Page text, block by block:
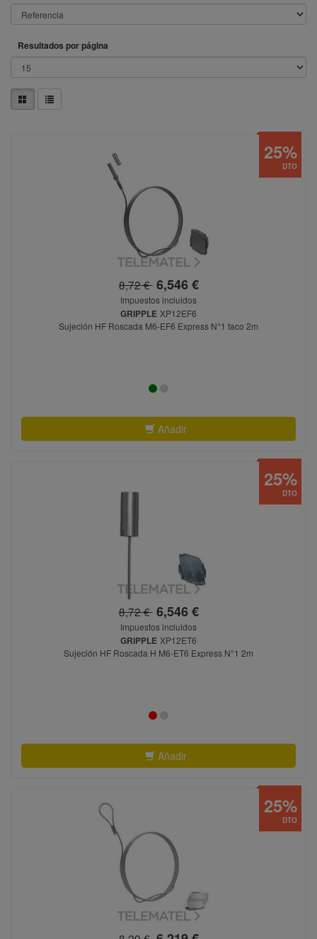
Resultados por página
8,72 €6,546 €
Impuestos incluidos
GRIPPLE XP12EF6
Sujeción HF Roscada M6-EF6 Express N°1 taco 2m
Añadir
DTO
25%
8,72 €6,546 €
Impuestos incluidos
GRIPPLE XP12ET6
Sujeción HF Roscada H M6-ET6 Express N°1 2m
Añadir
DTO
25%
DTO
25%